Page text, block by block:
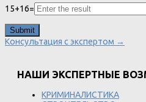
15+16=
Консультация с экспертом →
НАШИ ЭКСПЕРТНЫЕ
КРИМИНАЛИСТИКА